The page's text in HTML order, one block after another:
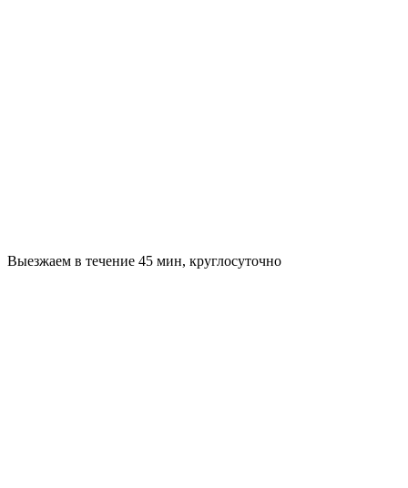
Выезжаем в течение 45 мин, круглосуточно